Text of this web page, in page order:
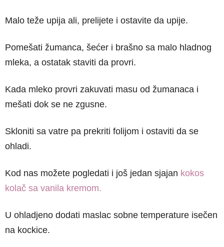
Malo teže upija ali, prelijete i ostavite da upije.
Pomešati žumanca, šećer i brašno sa malo hladnog
mleka, a ostatak staviti da provri.
Kada mleko provri zakuvati masu od žumanaca i
mešati dok se ne zgusne.
Skloniti sa vatre pa prekriti folijom i ostaviti da se
ohladi.
Kod nas možete pogledati i još jedan sjajan kokos
kolač sa vanila kremom.
U ohladjeno dodati maslac sobne temperature isečen
na kockice.